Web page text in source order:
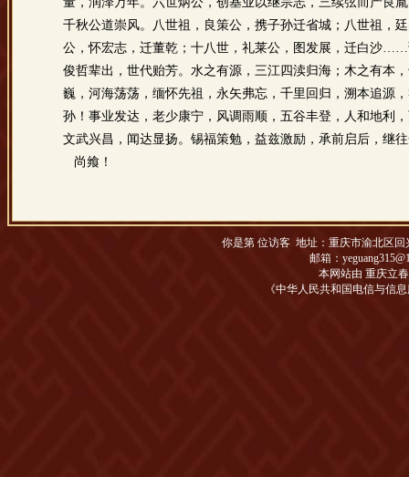
千秋公道崇风。八世祖，良策公，携子孙迁省城；八世祖，
公，怀宏志，迁董乾；十八世，礼莱公，图发展，迁白沙
俊哲辈出，世代贻芳。水之有源，三江四渎归海；木之有本
巍，河海荡荡，缅怀先祖，永矢弗忘，千里回归，溯本追源
孙！事业发达，老少康宁，风调雨顺，五谷丰登，人和地利
文武兴昌，闻达显扬。锡福策勉，益兹激励，承前启后，继
尚飨！
你是第 位访客 地址： 重庆市渝北区回
邮箱：
本网站由 重庆立
《中华人民共和国电信与信